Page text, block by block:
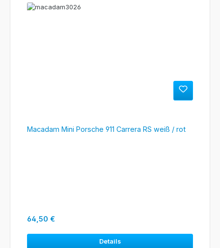
Macadam Mini Porsche 911 Carrera RS weiß / rot
Regulärer Preis:
64,50 €
Details